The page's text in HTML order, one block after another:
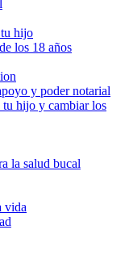
hijo
los 18 años
y poder notarial
tu hijo y cambiar los
la salud bucal
vida